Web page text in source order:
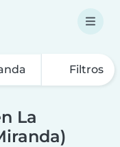
Filtros
La